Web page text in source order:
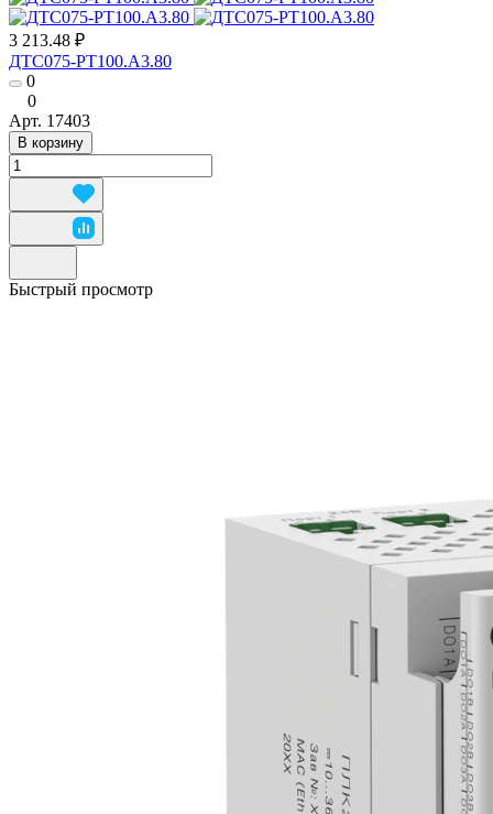
3 213.48 ₽
ДТС075-РТ100.А3.80
0
0
Арт. 17403
В корзину
Быстрый просмотр